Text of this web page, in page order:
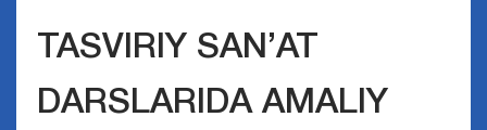
TASVIRIY SAN’AT
DARSLARIDA AMALIY